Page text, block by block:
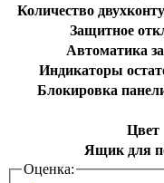
Количество
Защитное
Автоматика
Индикаторы
Блокировка
Цвет
Ящик для
Оценка: